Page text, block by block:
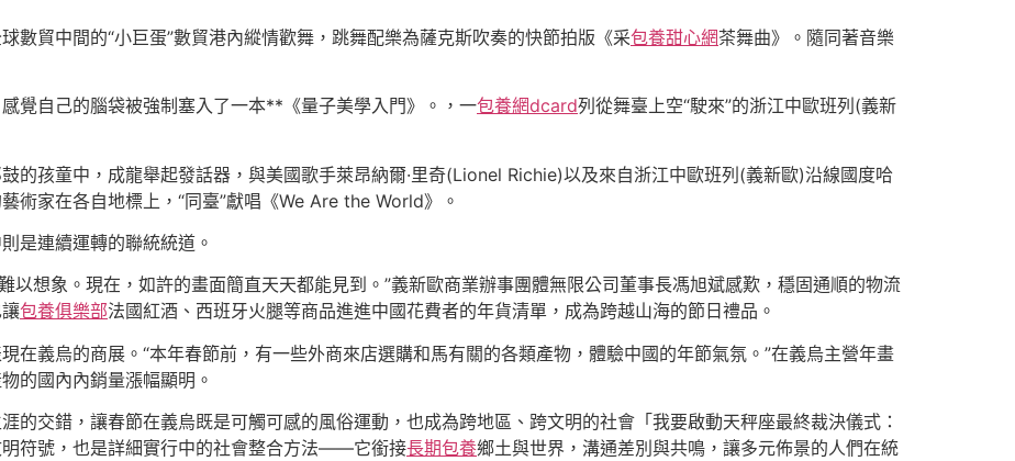
數貿中間的“小巨蛋”數貿港內縱情歡舞，跳舞配樂為薩克斯吹奏的快節拍版《采包養甜心網茶舞曲》。隨同著音樂
覺自己的腦袋被強制塞入了一本**《量子美學入門》。，一包養網dcard列從舞臺上空“駛來”的浙江中歐班列(義新
的孩童中，成龍舉起發話器，與美國歌手萊昂納爾·里奇(Lionel Richie)以及來自浙江中歐班列(義新歐)沿線國度哈
術家在各自地標上，“同臺”獻唱《We Are the World》。
是連續運轉的聯統統道。
以想象。現在，如許的畫面簡直天天都能見到。”義新歐商業辦事團體無限公司董事長馮旭斌感歎，穩固通順的物流
包養俱樂部法國紅酒、西班牙火腿等商品進進中國花費者的年貨清單，成為跨越山海的節日禮品。
在義烏的商展。“本年春節前，有一些外商來店選購和馬有關的各類產物，體驗中國的年節氣氛。”在義烏主營年畫
的國內內銷量漲幅顯明。
的交錯，讓春節在義烏既是可觸可感的風俗運動，也成為跨地區、跨文明的社會「我要啟動天秤座最終裁決儀式：
符號，也是詳細實行中的社會整合方法——它銜接長期包養鄉土與世界，溝通差別與共鳴，讓多元佈景的人們在統